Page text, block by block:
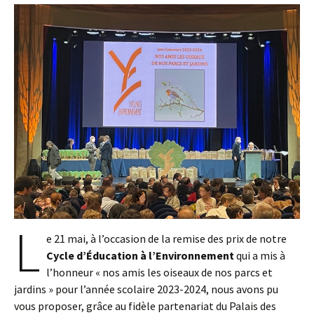
L e 21 mai, à l’occasion de la remise des prix de notre
Cycle d’Éducation à l’Environnementqui a mis à
l’honneur « nos amis les oiseaux de nos parcs et
jardins » pour l’année scolaire 2023-2024, nous avons pu
vous proposer, grâce au fidèle partenariat du Palais des